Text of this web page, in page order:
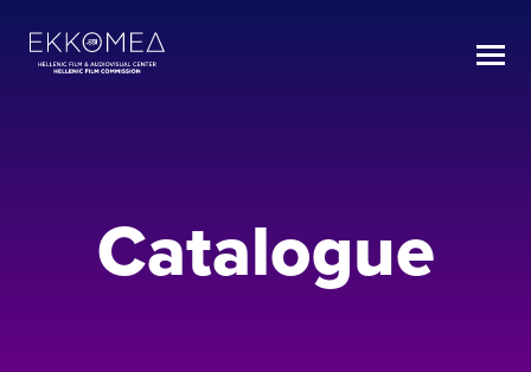
Catalogue